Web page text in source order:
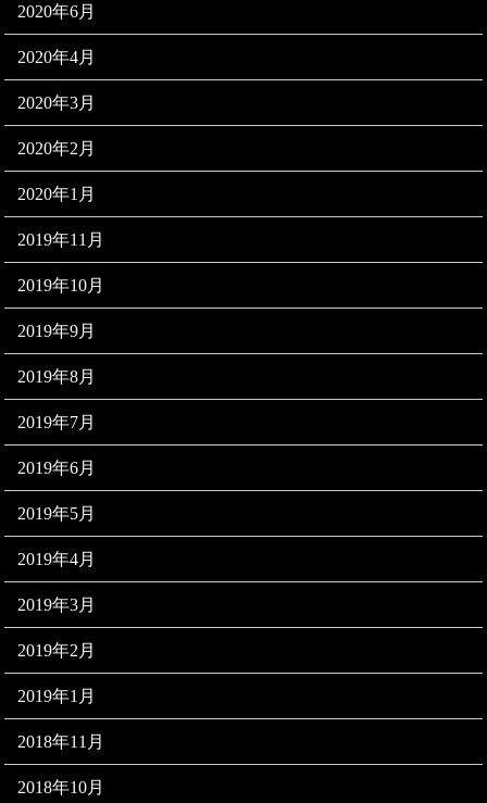
2020年6月
2020年4月
2020年3月
2020年2月
2020年1月
2019年11月
2019年10月
2019年9月
2019年8月
2019年7月
2019年6月
2019年5月
2019年4月
2019年3月
2019年2月
2019年1月
2018年11月
2018年10月